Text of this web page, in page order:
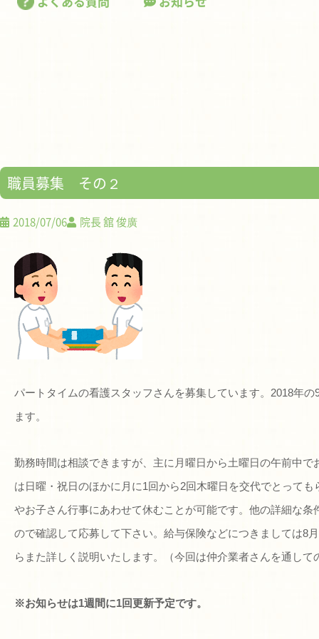
職員募集 その２
2018/07/06 院長 舘 俊廣
パートタイムの看護スタッフさんを募集しています。2018年
ます。
勤務時間は相談できますが、主に月曜日から土曜日の午前中
は日曜・祝日のほかに月に1回から2回木曜日を交代でとって
やお子さん行事にあわせて休むことが可能です。他の詳細な
ので確認して応募して下さい。給与保険などにつきましては8
らまた詳しく説明いたします。（今回は仲介業者さんを通し
※お知らせは1週間に1回更新予定です。